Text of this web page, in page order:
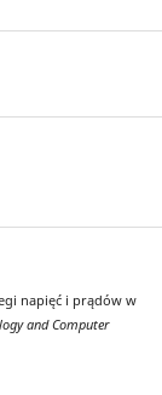
napięć i prądów w
and Computer